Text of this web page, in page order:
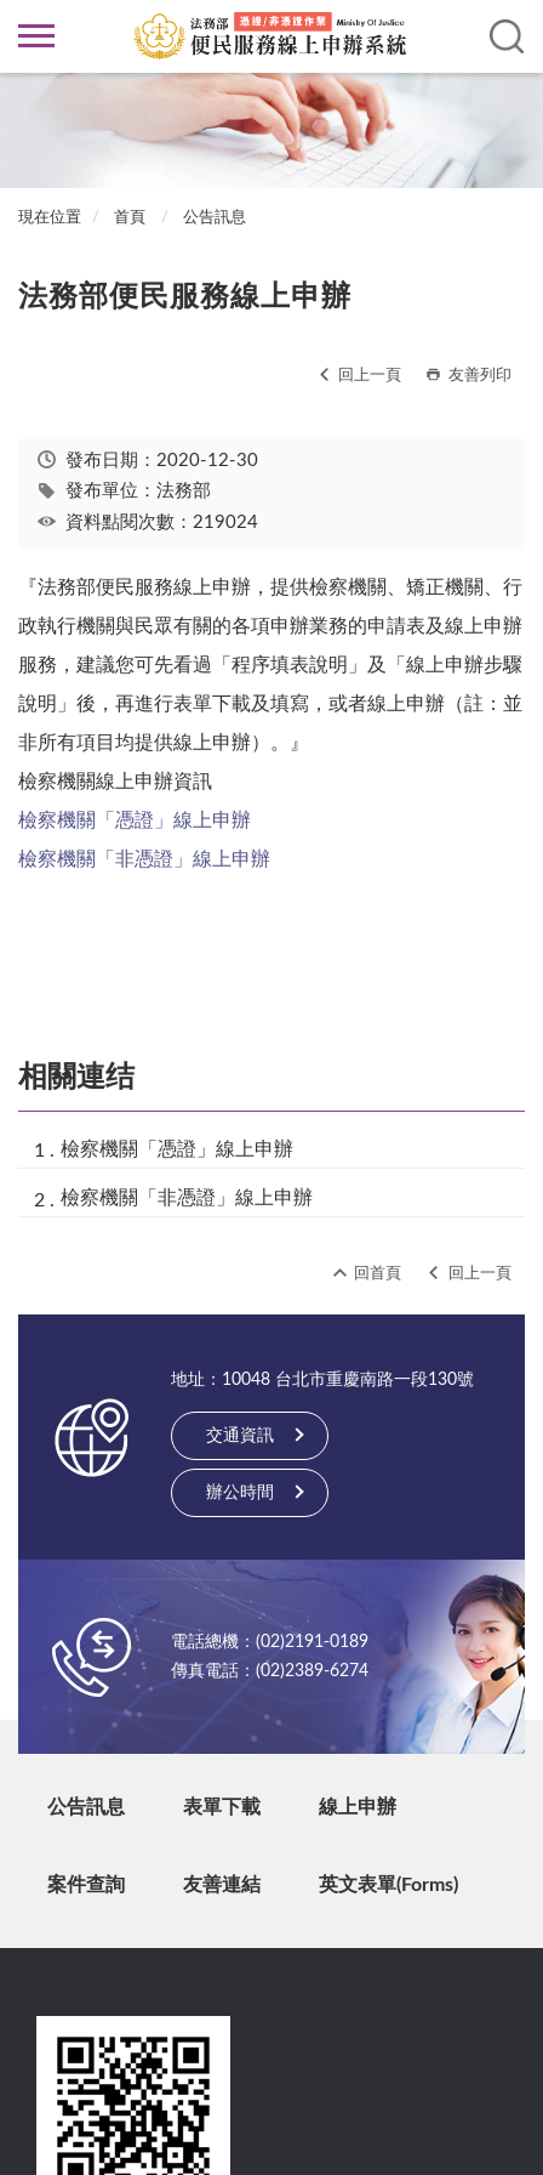
現在位置 首頁 公告訊息
法務部便民服務線上申辦
回上一頁 友善列印
發布日期： 2020-12-30
發布單位：法務部
資料點閱次數：219024
『法務部便民服務線上申辦，提供檢察機關、矯正機關、行
政執行機關與民眾有關的各項申辦業務的申請表及線上申辦
服務，建議您可先看過「程序填表說明」及「線上申辦步驟
說明」後，再進行表單下載及填寫，或者線上申辦（註：並
非所有項目均提供線上申辦）。』
檢察機關線上申辦資訊
檢察機關「憑證」線上申辦
檢察機關「非憑證」線上申辦
相關連结
檢察機關「憑證」線上申辦
檢察機關「非憑證」線上申辦
回首頁 回上一頁
地址：10048 台北市重慶南路一段130號
交通資訊
辦公時間
電話總機：(02)2191-0189
傳真電話：(02)2389-6274
公告訊息 表單下載 線上申辦
案件查詢 友善連結 英文表單(Forms)